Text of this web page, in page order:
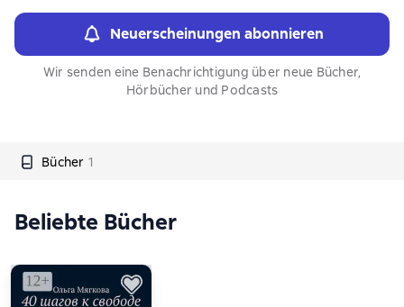
Neuerscheinungen abonnieren
Wir senden eine Benachrichtigung über neue Bücher,
Hörbücher und Podcasts
Bücher 1
Beliebte Bücher